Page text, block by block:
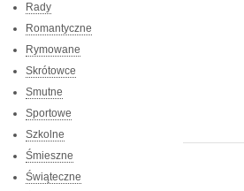
Rady
Romantyczne
Rymowane
Skrótowce
Smutne
Sportowe
Szkolne
Śmieszne
Świąteczne